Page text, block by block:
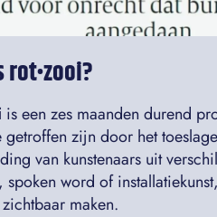
rot•zooi?
is een zes maanden durend
zijn door het
van kunstenaars uit
spoken word of
maken.